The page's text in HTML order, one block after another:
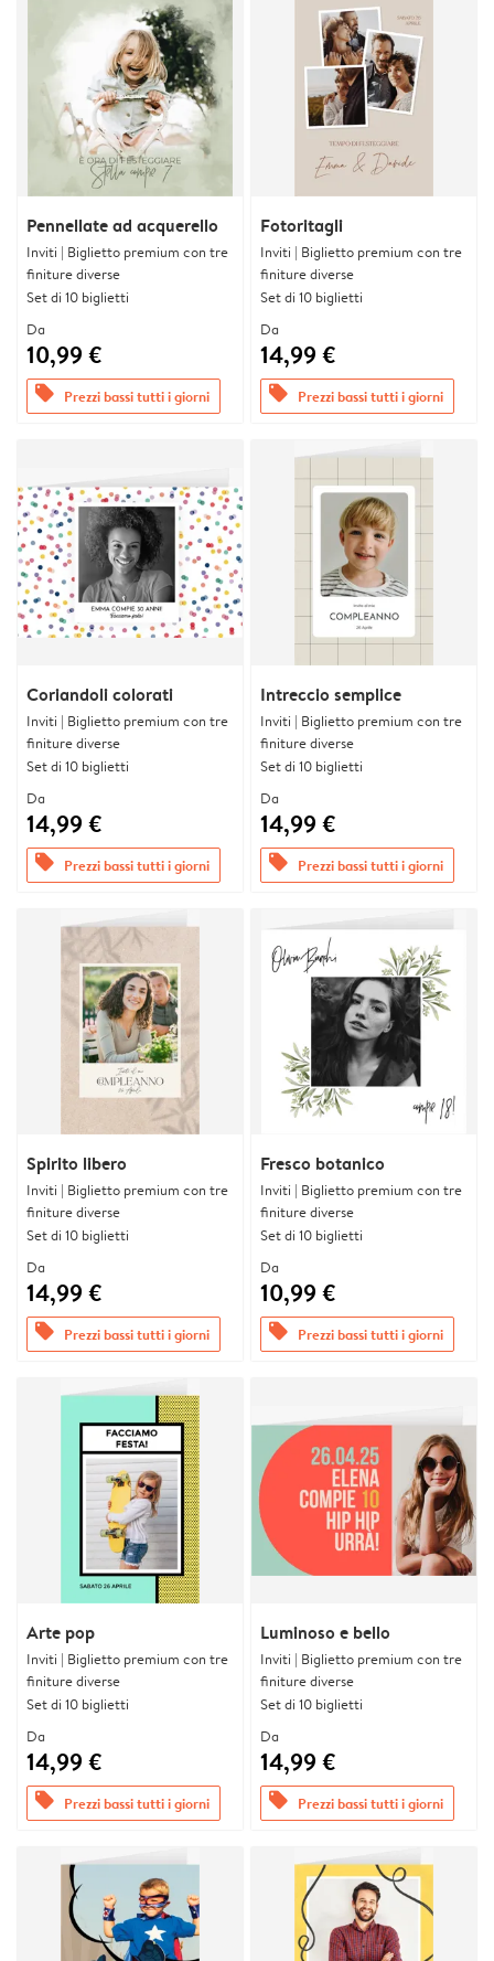
Pennellate ad acquerello
Inviti | Biglietto premium con tre
finiture diverse
Set di 10 biglietti
Da
10,99 €
offers Prezzi bassi tutti i giorni
Fotoritagli
Inviti | Biglietto premium con tre
finiture diverse
Set di 10 biglietti
Da
14,99 €
offers Prezzi bassi tutti i giorni
Coriandoli colorati
Inviti | Biglietto premium con tre
finiture diverse
Set di 10 biglietti
Da
14,99 €
offers Prezzi bassi tutti i giorni
Intreccio semplice
Inviti | Biglietto premium con tre
finiture diverse
Set di 10 biglietti
Da
14,99 €
offers Prezzi bassi tutti i giorni
Spirito libero
Inviti | Biglietto premium con tre
finiture diverse
Set di 10 biglietti
Da
14,99 €
offers Prezzi bassi tutti i giorni
Fresco botanico
Inviti | Biglietto premium con tre
finiture diverse
Set di 10 biglietti
Da
10,99 €
offers Prezzi bassi tutti i giorni
Arte pop
Inviti | Biglietto premium con tre
finiture diverse
Set di 10 biglietti
Da
14,99 €
offers Prezzi bassi tutti i giorni
Luminoso e bello
Inviti | Biglietto premium con tre
finiture diverse
Set di 10 biglietti
Da
14,99 €
offers Prezzi bassi tutti i giorni